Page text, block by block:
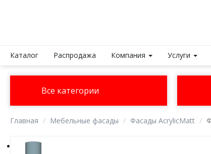
Каталог Распродажа Компания Услуги
Все категории
Главная Мебельные фасады Фасады AcrylicMatt